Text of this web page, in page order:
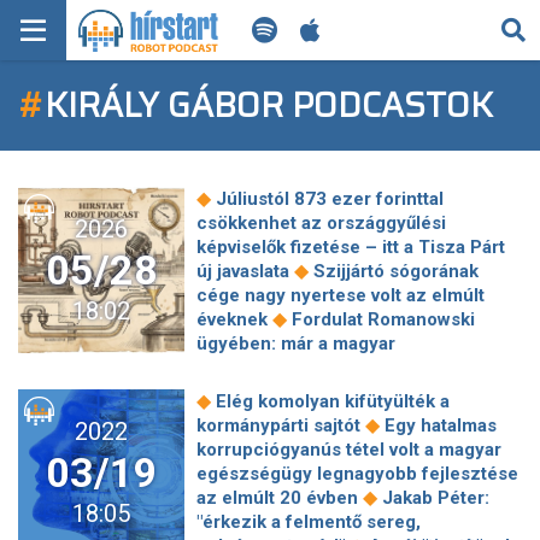
KERESÉS
KEZDŐLAP
FRISS HÍREK
TECH HÍREK
FILM-ZENE-SZÓRAKOZÁS
PLAYLIST
MI AZ A ROBOT PODCAST?
#KIRÁLY GÁBOR PODCASTOK
2026
05/28
18:02
◆ Júliustól 873 ezer forinttal
csökkenhet az országgyűlési
képviselők fizetése – itt a Tisza Párt
új javaslata ◆ Szijjártó sógorának
cége nagy nyertese volt az elmúlt
éveknek ◆ Fordulat Romanowski
ügyében: már a magyar
lengyeleket
◆
Visszaszólt a
végrehajtói kar: szerintük
igazságtalan a "maffiázás" ◆
Nem Magyar a legkedveltebb politikus
az országban◆Most már biztos: a
Fidesz meghívta Tusnádfürdőre a
2022
03/19
18:05
◆ Elég komolyan kifütyülték a
kormánypárti sajtót ◆ Egy hatalmas
korrupciógyanús tétel volt a magyar
egészségügy legnagyobb fejlesztése
az elmúlt 20 évben ◆ Jakab Péter:
"érkezik a felmentő sereg,